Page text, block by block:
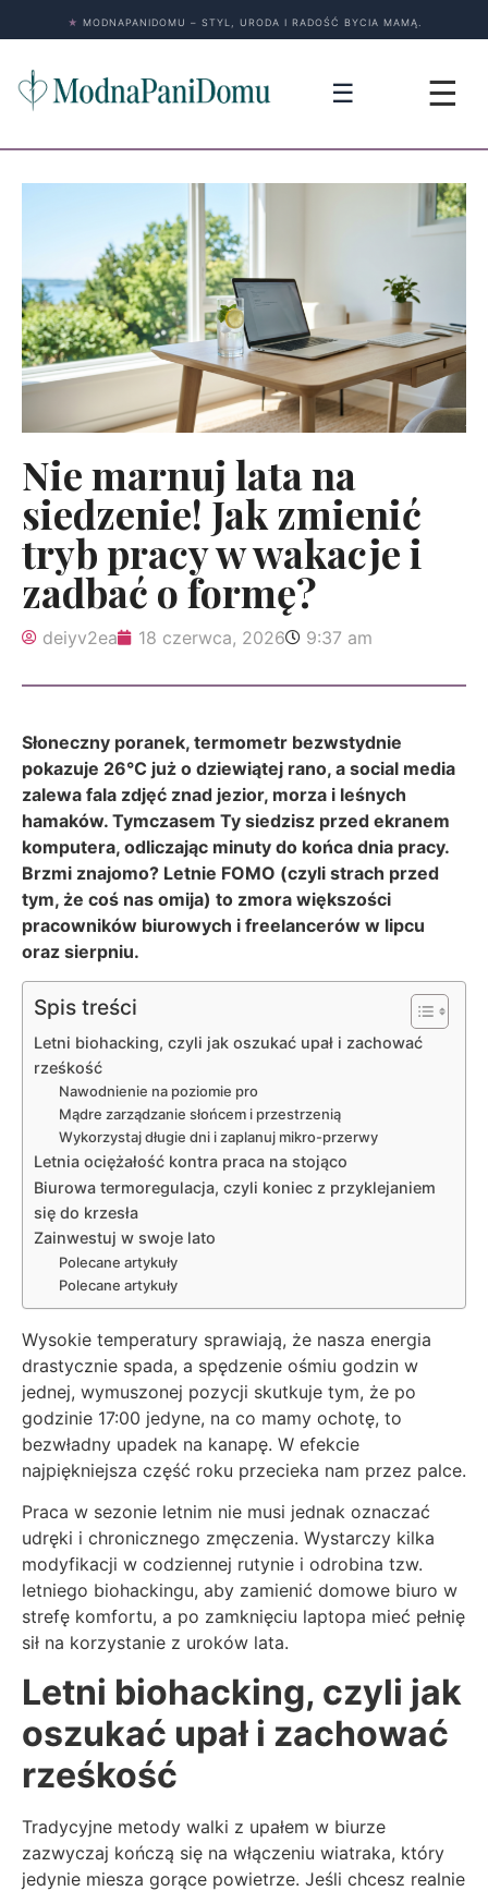
★ MODNAPANIDOMU – STYL, URODA I RADOŚĆ BYCIA MAMĄ.
☰ ☰
Nie marnuj lata na
siedzenie! Jak zmienić
tryb pracy w wakacje i
zadbać o formę?
deiyv2ea 18 czerwca, 2026 9:37 am
Słoneczny poranek, termometr bezwstydnie
pokazuje 26°C już o dziewiątej rano, a social media
zalewa fala zdjęć znad jezior, morza i leśnych
hamaków. Tymczasem Ty siedzisz przed ekranem
komputera, odliczając minuty do końca dnia pracy.
Brzmi znajomo? Letnie FOMO (czyli strach przed
tym, że coś nas omija) to zmora większości
pracowników biurowych i freelancerów w lipcu
oraz sierpniu.
Spis treści
Letni biohacking, czyli jak oszukać upał i zachować
rześkość
Nawodnienie na poziomie pro
Mądre zarządzanie słońcem i przestrzenią
Wykorzystaj długie dni i zaplanuj mikro-przerwy
Letnia ociężałość kontra praca na stojąco
Biurowa termoregulacja, czyli koniec z przyklejaniem
się do krzesła
Zainwestuj w swoje lato
Polecane artykuły
Polecane artykuły
Wysokie temperatury sprawiają, że nasza energia
drastycznie spada, a spędzenie ośmiu godzin w
jednej, wymuszonej pozycji skutkuje tym, że po
godzinie 17:00 jedyne, na co mamy ochotę, to
bezwładny upadek na kanapę. W efekcie
najpiękniejsza część roku przecieka nam przez palce.
Praca w sezonie letnim nie musi jednak oznaczać
udręki i chronicznego zmęczenia. Wystarczy kilka
modyfikacji w codziennej rutynie i odrobina tzw.
letniego biohackingu, aby zamienić domowe biuro w
strefę komfortu, a po zamknięciu laptopa mieć pełnię
sił na korzystanie z uroków lata.
Letni biohacking, czyli jak
oszukać upał i zachować
rześkość
Tradycyjne metody walki z upałem w biurze
zazwyczaj kończą się na włączeniu wiatraka, który
jedynie miesza gorące powietrze. Jeśli chcesz realnie